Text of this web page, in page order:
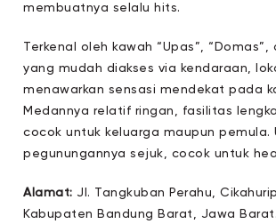
membuatnya selalu hits.
Terkenal oleh kawah “Upas”, “Domas”,
yang mudah diakses via kendaraan,
menawarkan sensasi mendekat pada
Medannya relatif ringan, fasilitas
cocok untuk keluarga maupun pemula.
pegunungannya sejuk, cocok untuk
Alamat: Jl. Tangkuban Perahu,
Kabupaten Bandung Barat, Jawa Barat.